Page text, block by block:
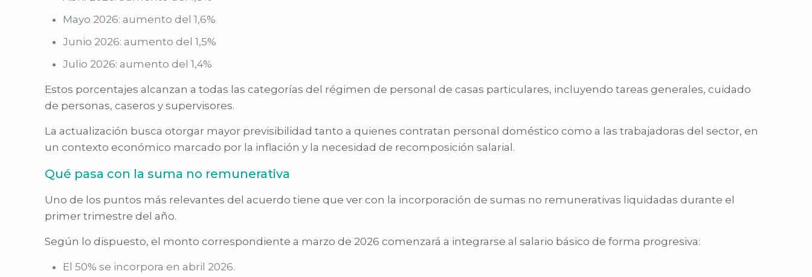
Mayo 2026: aumento del 1,6%
Junio 2026: aumento del 1,5%
Julio 2026: aumento del 1,4%
Estos porcentajes alcanzan a todas las categorías del régimen de personal de casas particulares, incluyendo tareas generales, cuidado
de personas, caseros y supervisores.
La actualización busca otorgar mayor previsibilidad tanto a quienes contratan personal doméstico como a las trabajadoras del sector, en
un contexto económico marcado por la inflación y la necesidad de recomposición salarial.
Qué pasa con la suma no remunerativa
Uno de los puntos más relevantes del acuerdo tiene que ver con la incorporación de sumas no remunerativas liquidadas durante el
primer trimestre del año.
Según lo dispuesto, el monto correspondiente a marzo de 2026 comenzará a integrarse al salario básico de forma progresiva:
El 50% se incorpora en abril 2026.